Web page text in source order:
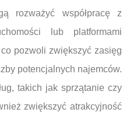
rozważyć współpracę z
lub platformami
pozwoli zwiększyć zasięg
potencjalnych najemców.
takich jak sprzątanie czy
zwiększyć atrakcyjność